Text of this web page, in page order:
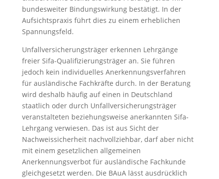
bundesweiter Bindungswirkung bestätigt. In der
Aufsichtspraxis führt dies zu einem erheblichen
Spannungsfeld.
Unfallversicherungsträger erkennen Lehrgänge
freier Sifa-Qualifizierungsträger an. Sie führen
jedoch kein individuelles Anerkennungsverfahren
für ausländische Fachkräfte durch. In der Beratung
wird deshalb häufig auf einen in Deutschland
staatlich oder durch Unfallversicherungsträger
veranstalteten beziehungsweise anerkannten Sifa-
Lehrgang verwiesen. Das ist aus Sicht der
Nachweissicherheit nachvollziehbar, darf aber nicht
mit einem gesetzlichen allgemeinen
Anerkennungsverbot für ausländische Fachkunde
gleichgesetzt werden. Die BAuA lässt ausdrücklich